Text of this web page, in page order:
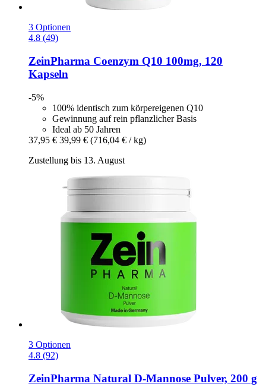
3 Optionen
4.8 (49)
ZeinPharma Coenzym Q10 100mg, 120
Kapseln
-5%
100% identisch zum körpereigenen Q10
Gewinnung auf rein pflanzlicher Basis
Ideal ab 50 Jahren
37,95 € 39,99 € (716,04 € / kg)
Zustellung bis 13. August
3 Optionen
4.8 (92)
ZeinPharma Natural D-​Mannose Pulver, 200 g